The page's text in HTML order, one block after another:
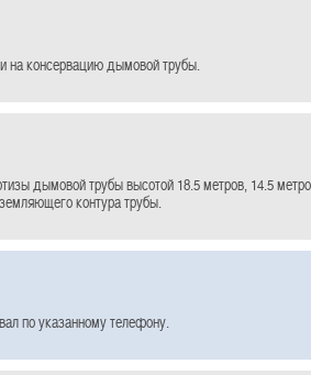
на консервацию дымовой трубы.
дымовой трубы высотой 18.5 метров, 14.5
контура трубы.
по указанному телефону.